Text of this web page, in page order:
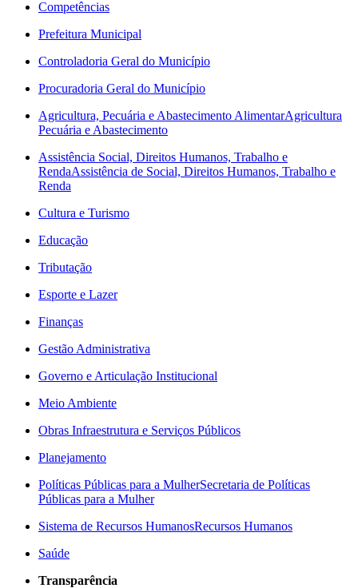
Competências
Prefeitura Municipal
Controladoria Geral do Município
Procuradoria Geral do Município
Agricultura, Pecuária e Abastecimento AlimentarAgricultura
Pecuária e Abastecimento
Assistência Social, Direitos Humanos, Trabalho e
RendaAssistência de Social, Direitos Humanos, Trabalho e
Renda
Cultura e Turismo
Educação
Tributação
Esporte e Lazer
Finanças
Gestão Administrativa
Governo e Articulação Institucional
Meio Ambiente
Obras Infraestrutura e Serviços Públicos
Planejamento
Políticas Públicas para a MulherSecretaria de Políticas
Públicas para a Mulher
Sistema de Recursos HumanosRecursos Humanos
Saúde
Transparência